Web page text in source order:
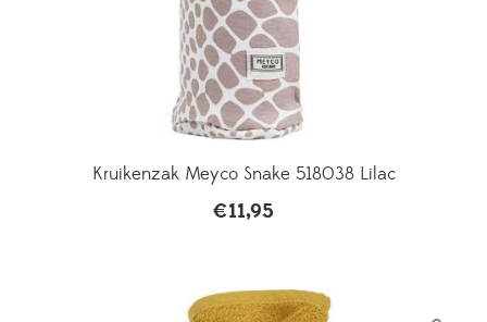
Kruikenzak Meyco Snake 518038 Lilac
€11,95